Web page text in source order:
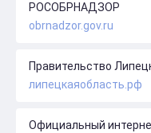
РОСОБРНАДЗОР
obrnadzor.gov.ru
Правительство
липецкаяобласть.рф
Официальный